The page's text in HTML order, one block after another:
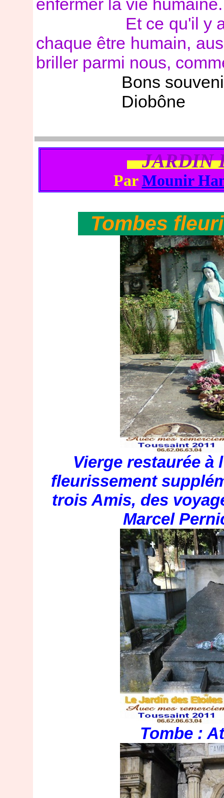
enfermer la vie humaine.
Et ce qu'il y a de
chaque être humain,
briller parmi nous,
Bons souvenirs
Diobône
JARDIN
Par Mounir
Tombes
Vierge restaurée à
fleurissement
trois Amis, des
Marcel
Tombe :